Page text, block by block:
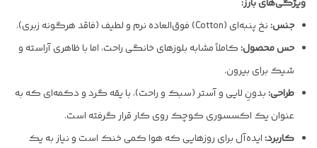
ویژگی‌های بارز:
جنس:نخ پنبه‌ای (Cotton) فوق‌العاده نرم و لطیف (فاقد هرگونه زبری).
حس محصول:کاملاً مشابه بلوزهای خانگی راحت، اما با ظاهری آراسته و
شیک برای بیرون.
طراحی:بدونِ لایی و آستر (سبک و راحت)، با یقه گرد و دکمه‌ای که به
عنوان یک اکسسوری کوچک روی کار قرار گرفته است.
کاربرد:ایده‌آل برای روزهایی که هوا کمی خنک است و نیاز به یک